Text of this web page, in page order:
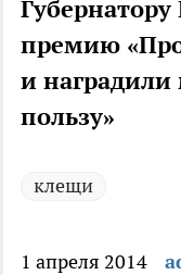
премию
и наградили
пользу»
клещи
1 апреля 2014